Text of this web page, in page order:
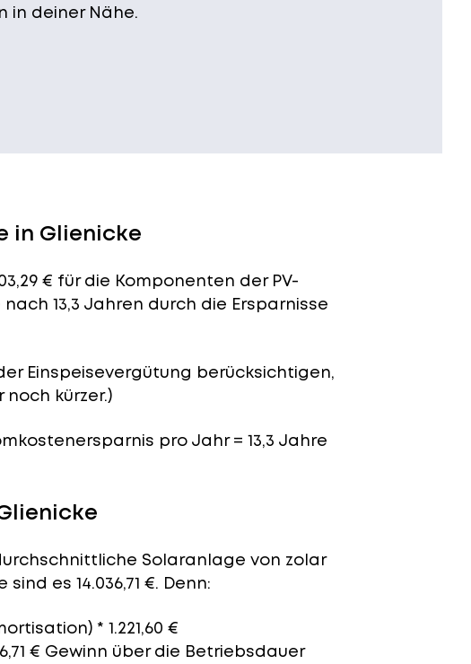
in deiner Nähe.
in Glienicke
€ für die Komponenten der PV-
13,3 Jahren durch die Ersparnisse
Einspeisevergütung berücksichtigen,
noch kürzer.)
pro Jahr = 13,3 Jahre
Solaranlage von zolar
es 14.036,71 €. Denn:
* 1.221,60 €
€ Gewinn über die Betriebsdauer